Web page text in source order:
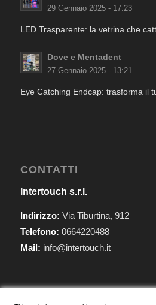
29 Gennaio 2025 - 17:23
LED Trasparente: la vetrina che
Dove e Mentadent
27 Gennaio 2025 - 13:21
Eye Catching Endcap: trasforma il
CONTATTI
Intertouch s.r.l.
Indirizzo: Via Tiburtina, 912
Telefono: 0664220488
Mail: info@intertouch.it